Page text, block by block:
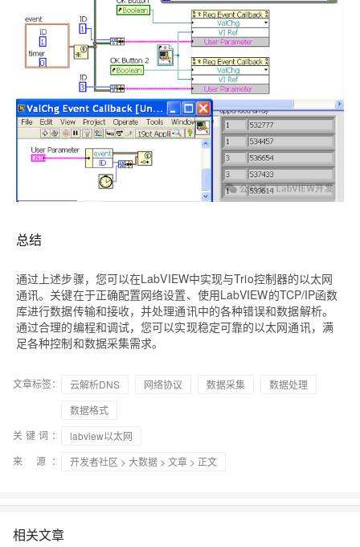
总结
通过上述步骤，您可以在LabVIEW中实现与Trio控制器的以太网
通讯。关键在于正确配置网络设置、使用LabVIEW的TCP/IP函数
库进行数据传输和接收，并处理通讯中的各种错误和数据解析。
通过合理的编程和调试，您可以实现稳定可靠的以太网通讯，满
足各种控制和数据采集需求。
文章标签： 云解析DNS 网络协议 数据采集
数据处理
数据格式
关键词：
labview以太网
来 源：
开发者社区 > 大数据 > 文章 > 正文
相关文章